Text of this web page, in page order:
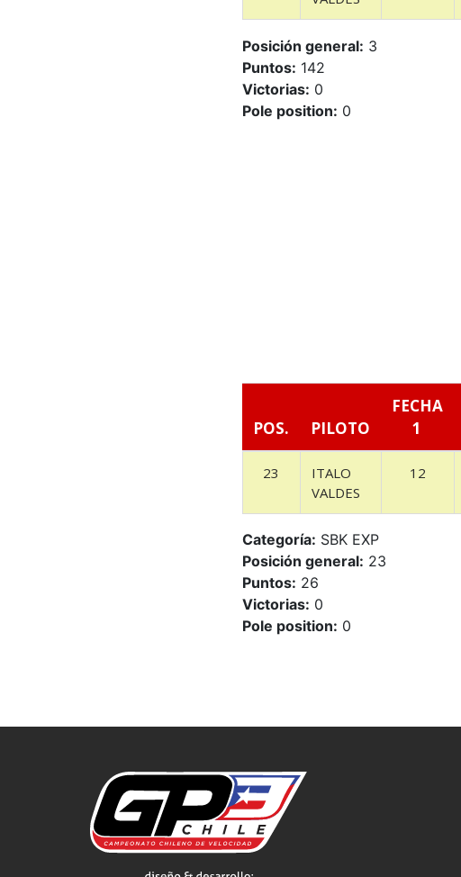
Posición general: 3
Puntos: 142
Victorias: 0
Pole position: 0
POS. PILOTO
FECHA
1
23
ITALO
VALDES
12
Categoría: SBK EXP
Posición general: 23
Puntos: 26
Victorias: 0
Pole position: 0